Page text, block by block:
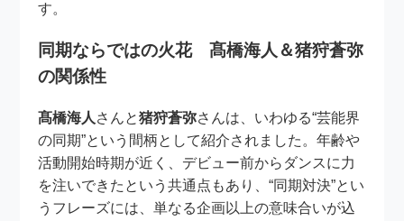
す。
同期ならではの火花 髙橋海人＆猪狩蒼弥
の関係性
髙橋海人 さんと猪狩蒼弥さんは、いわゆる“芸能界
の同期”という間柄として紹介されました。年齢や
活動開始時期が近く、デビュー前からダンスに力
を注いできたという共通点もあり、“同期対決”とい
うフレーズには、単なる企画以上の意味合いが込